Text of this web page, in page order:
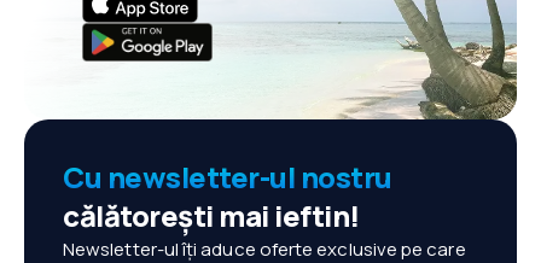
Cu newsletter-ul nostru
călătorești mai ieftin!
Newsletter-ul îți aduce oferte exclusive pe care